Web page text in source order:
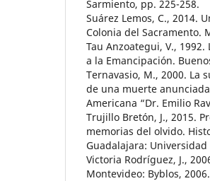
Sarmiento, pp. 225-258.
Suárez Lemos, C., 2014.
Colonia del Sacramento.
Tau Anzoategui, V.,
a la Emancipación.
Ternavasio, M., 2000. La
de una muerte
Americana “Dr. Emilio
Trujillo Bretón, J., 2015.
memorias del olvido.
Guadalajara:
Victoria Rodríguez, J.,
Montevideo: Byblos, 2006.